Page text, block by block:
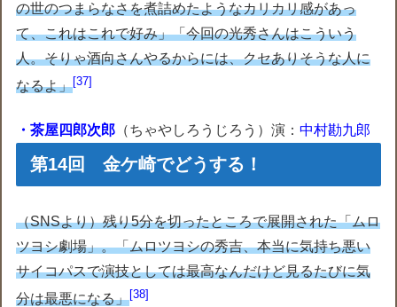
の世のつまらなさを煮詰めたようなカリカリ感があっ
て、これはこれで好み」「今回の光秀さんはこういう
人。そりゃ酒向さんやるからには、クセありそうな人に
なるよ」 37
・茶屋四郎次郎 （ちゃやしろうじろう）演：中村勘九郎
第14回 金ケ崎でどうする！
（SNSより）残り5分を切ったところで展開された「ムロ
ツヨシ劇場」。「ムロツヨシの秀吉、本当に気持ち悪い
サイコパスで演技としては最高なんだけど見るたびに気
分は最悪になる」 38